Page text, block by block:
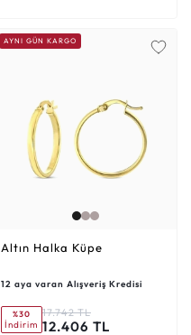
AYNI GÜN KARGO
Altın Halka Küpe
12 aya varan Alışveriş Kredisi
%30
İndirim
17.742 TL
12.406 TL